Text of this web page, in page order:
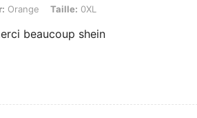
Taille: 0XL
Orange Taille: 0XL
beaucoup shein